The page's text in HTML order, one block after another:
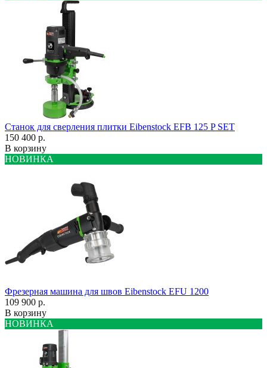
Станок для сверления плитки Eibenstock EFB 125 P SET
150 400 р.
В корзину
НОВИНКА
Фрезерная машина для швов Eibenstock EFU 1200
109 900 р.
В корзину
НОВИНКА